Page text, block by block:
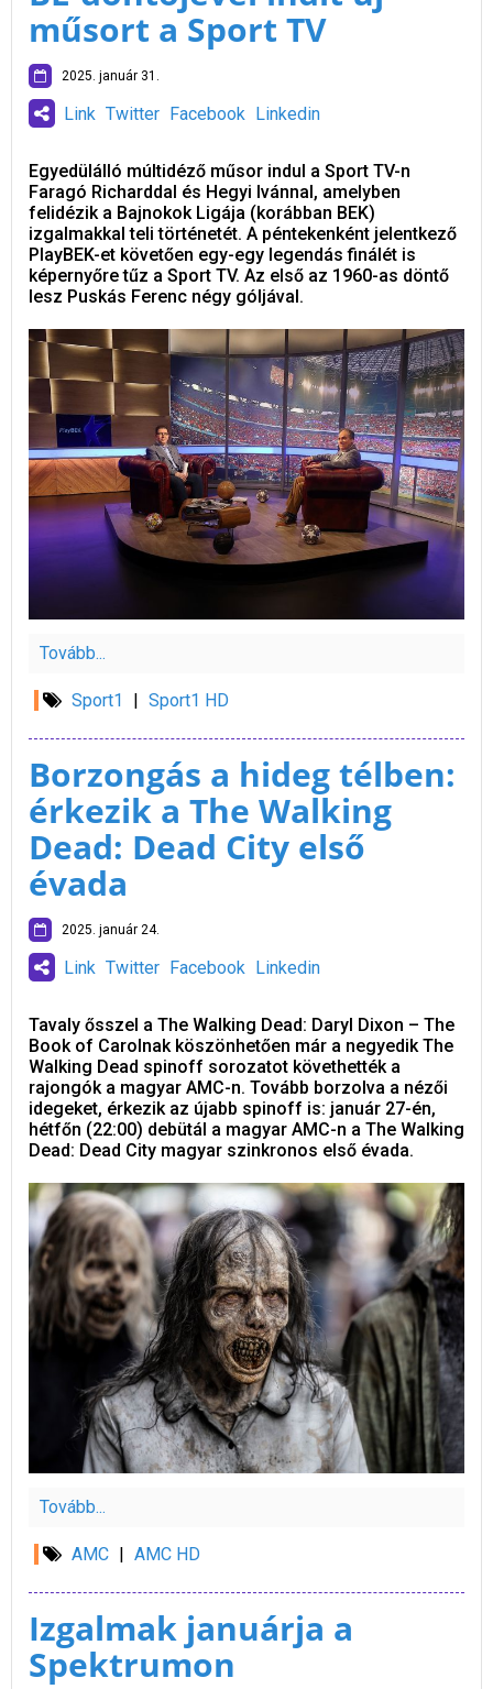
műsort a Sport TV
2025. január 31.
Link Twitter Facebook Linkedin
Egyedülálló múltidéző műsor indul a Sport TV-n
Faragó Richarddal és Hegyi Ivánnal, amelyben
felidézik a Bajnokok Ligája (korábban BEK)
izgalmakkal teli történetét. A péntekenként jelentkező
PlayBEK-et követően egy-egy legendás finálét is
képernyőre tűz a Sport TV. Az első az 1960-as döntő
lesz Puskás Ferenc négy góljával.
Tovább...
Sport1 | Sport1 HD
Borzongás a hideg télben:
érkezik a The Walking
Dead: Dead City első
évada
2025. január 24.
Link Twitter Facebook Linkedin
Tavaly ősszel a The Walking Dead: Daryl Dixon – The
Book of Carolnak köszönhetően már a negyedik The
Walking Dead spinoff sorozatot követhették a
rajongók a magyar AMC-n. Tovább borzolva a nézői
idegeket, érkezik az újabb spinoff is: január 27-én,
hétfőn (22:00) debütál a magyar AMC-n a The Walking
Dead: Dead City magyar szinkronos első évada.
Tovább...
AMC AMC HD
Izgalmak januárja a
Spektrumon